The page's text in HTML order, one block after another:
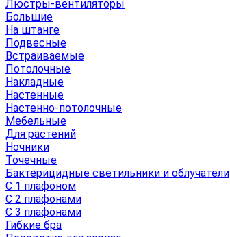
Люстры-вентиляторы
Большие
На штанге
Подвесные
Встраиваемые
Потолочные
Накладные
Настенные
Настенно-потолочные
Мебельные
Для растений
Ночники
Точечные
Бактерицидные светильники и облучатели
С 1 плафоном
С 2 плафонами
С 3 плафонами
Гибкие бра